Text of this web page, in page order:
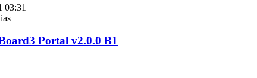
03:31
Portal v2.0.0 B1